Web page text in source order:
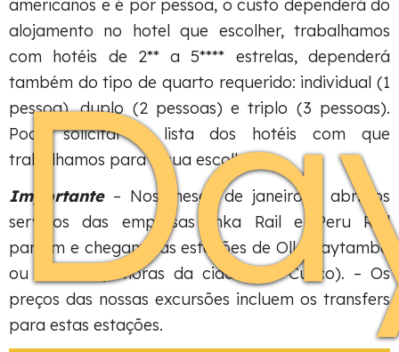
americanos e é por pessoa, o custo dependerá do
alojamento no hotel que escolher, trabalhamos
com hotéis de 2** a 5**** estrelas, dependerá
também do tipo de quarto requerido: individual (1
pessoa), duplo (2 pessoas) e triplo (3 pessoas).
Pode solicitar a lista dos hotéis com que
trabalhamos para a sua escolha.
Importante – Nos meses de janeiro a abril os
serviços das empresas Inka Rail e Peru Rail
partem e chegam nas estações de Ollantaytambo
ou Pachar (2 horas da cidade de Cusco). – Os
preços das nossas excursões incluem os transfers
para estas estações.